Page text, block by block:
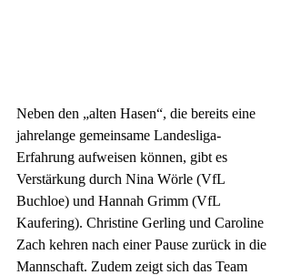
Neben den „alten Hasen“, die bereits eine
jahrelange gemeinsame Landesliga-
Erfahrung aufweisen können, gibt es
Verstärkung durch Nina Wörle (VfL
Buchloe) und Hannah Grimm (VfL
Kaufering). Christine Gerling und Caroline
Zach kehren nach einer Pause zurück in die
Mannschaft. Zudem zeigt sich das Team